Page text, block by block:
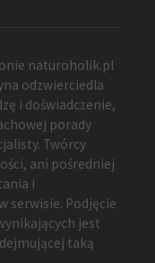
naturoholik.pl
odzwierciedla
i doświadczenie,
porady
Twórcy
ani pośredniej
i
serwisie. Podjęcie
jest
taką